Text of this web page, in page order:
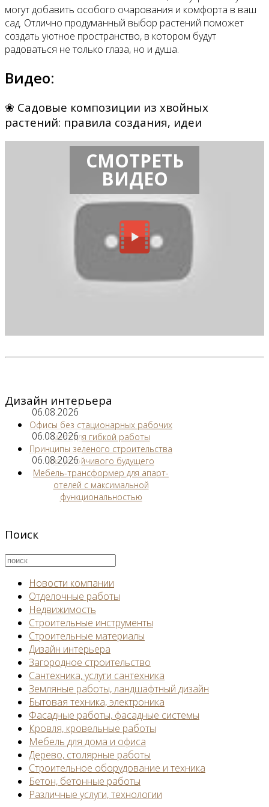
могут добавить особого очарования и комфорта в ваш
сад. Отлично продуманный выбор растений поможет
создать уютное пространство, в котором будут
радоваться не только глаза, но и душа.
Видео:
❀ Садовые композиции из хвойных
растений: правила создания, идеи
СМОТРЕТЬ
ВИДЕО
Дизайн интерьера
06.08.2026
Офисы без стационарных рабочих
мест для гибкой работы
06.08.2026
Принципы зеленого строительства
для устойчивого будущего
06.08.2026
Мебель-трансформер для апарт-
отелей с максимальной
функциональностью
Поиск
Новости компании
Отделочные работы
Недвижимость
Строительные инструменты
Строительные материалы
Дизайн интерьера
Загородное строительство
Сантехника, услуги сантехника
Земляные работы, ландшафтный дизайн
Бытовая техника, электроника
Фасадные работы, фасадные системы
Кровля, кровельные работы
Мебель для дома и офиса
Дерево, столярные работы
Строительное оборудование и техника
Бетон, бетонные работы
Различные услуги, технологии